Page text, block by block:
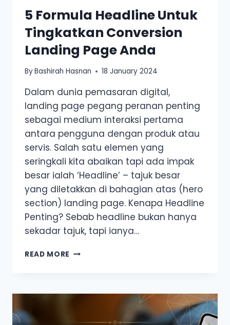
5 Formula Headline Untuk
Tingkatkan Conversion
Landing Page Anda
ByBashirah Hasnan 18 January 2024
Dalam dunia pemasaran digital,
landing page pegang peranan penting
sebagai medium interaksi pertama
antara pengguna dengan produk atau
servis. Salah satu elemen yang
seringkali kita abaikan tapi ada impak
besar ialah ‘Headline’ – tajuk besar
yang diletakkan di bahagian atas (hero
section) landing page. Kenapa Headline
Penting? Sebab headline bukan hanya
sekadar tajuk, tapi ianya…
READ MORE 5
TINGKATKAN